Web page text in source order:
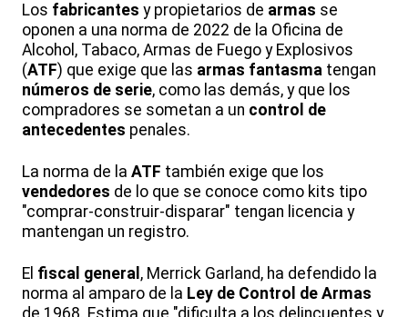
Los fabricantes y propietarios de armas se
oponen a una norma de 2022 de la Oficina de
Alcohol, Tabaco, Armas de Fuego y Explosivos
(ATF) que exige que las armas fantasma tengan
números de serie, como las demás, y que los
compradores se sometan a un control de
antecedentes penales.
La norma de la ATF también exige que los
vendedores de lo que se conoce como kits tipo
"comprar-construir-disparar" tengan licencia y
mantengan un registro.
El fiscal general , Merrick Garland, ha defendido la
norma al amparo de la Ley de Control de Armas